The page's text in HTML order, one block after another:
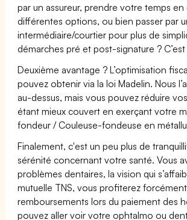
par un assureur, prendre votre temps
différentes options, ou bien passer par
intermédiaire/courtier pour plus de
démarches pré et post-signature ?
Deuxième avantage ? L’optimisation
pouvez obtenir via la loi Madelin. Nous
au-dessus, mais vous pouvez réduire
étant mieux couvert en exerçant votre
fondeur / Couleuse-fondeuse en
Finalement, c'est un peu plus de
sérénité concernant votre santé. Vous
problèmes dentaires, la vision qui
mutuelle TNS, vous profiterez
remboursements lors du paiement des
pouvez aller voir votre ophtalmo ou